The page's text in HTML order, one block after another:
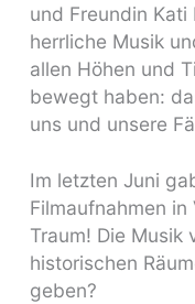
und Freundin
herrliche Musik
allen Höhen und
bewegt haben:
uns und unsere
Im letzten Juni
Filmaufnahmen
Traum! Die Musik
historischen
geben?